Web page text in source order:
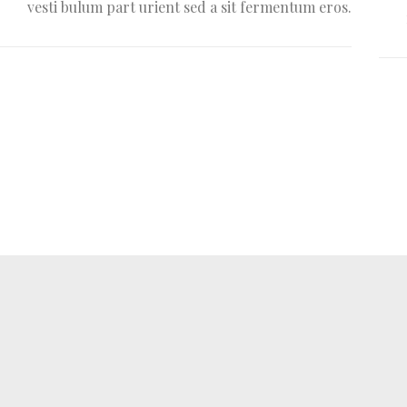
vesti bulum part urient sed a sit fermentum eros.